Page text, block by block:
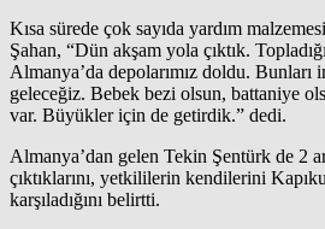
Kısa sürede çok sayıda yardım
Şahan, “Dün akşam yola çıktık.
Almanya’da depolarımız doldu. Bunları
geleceğiz. Bebek bezi olsun, battaniye
var. Büyükler için de getirdik.” dedi.
Almanya’dan gelen Tekin Şentürk de 2
çıktıklarını, yetkililerin kendilerini
karşıladığını belirtti.